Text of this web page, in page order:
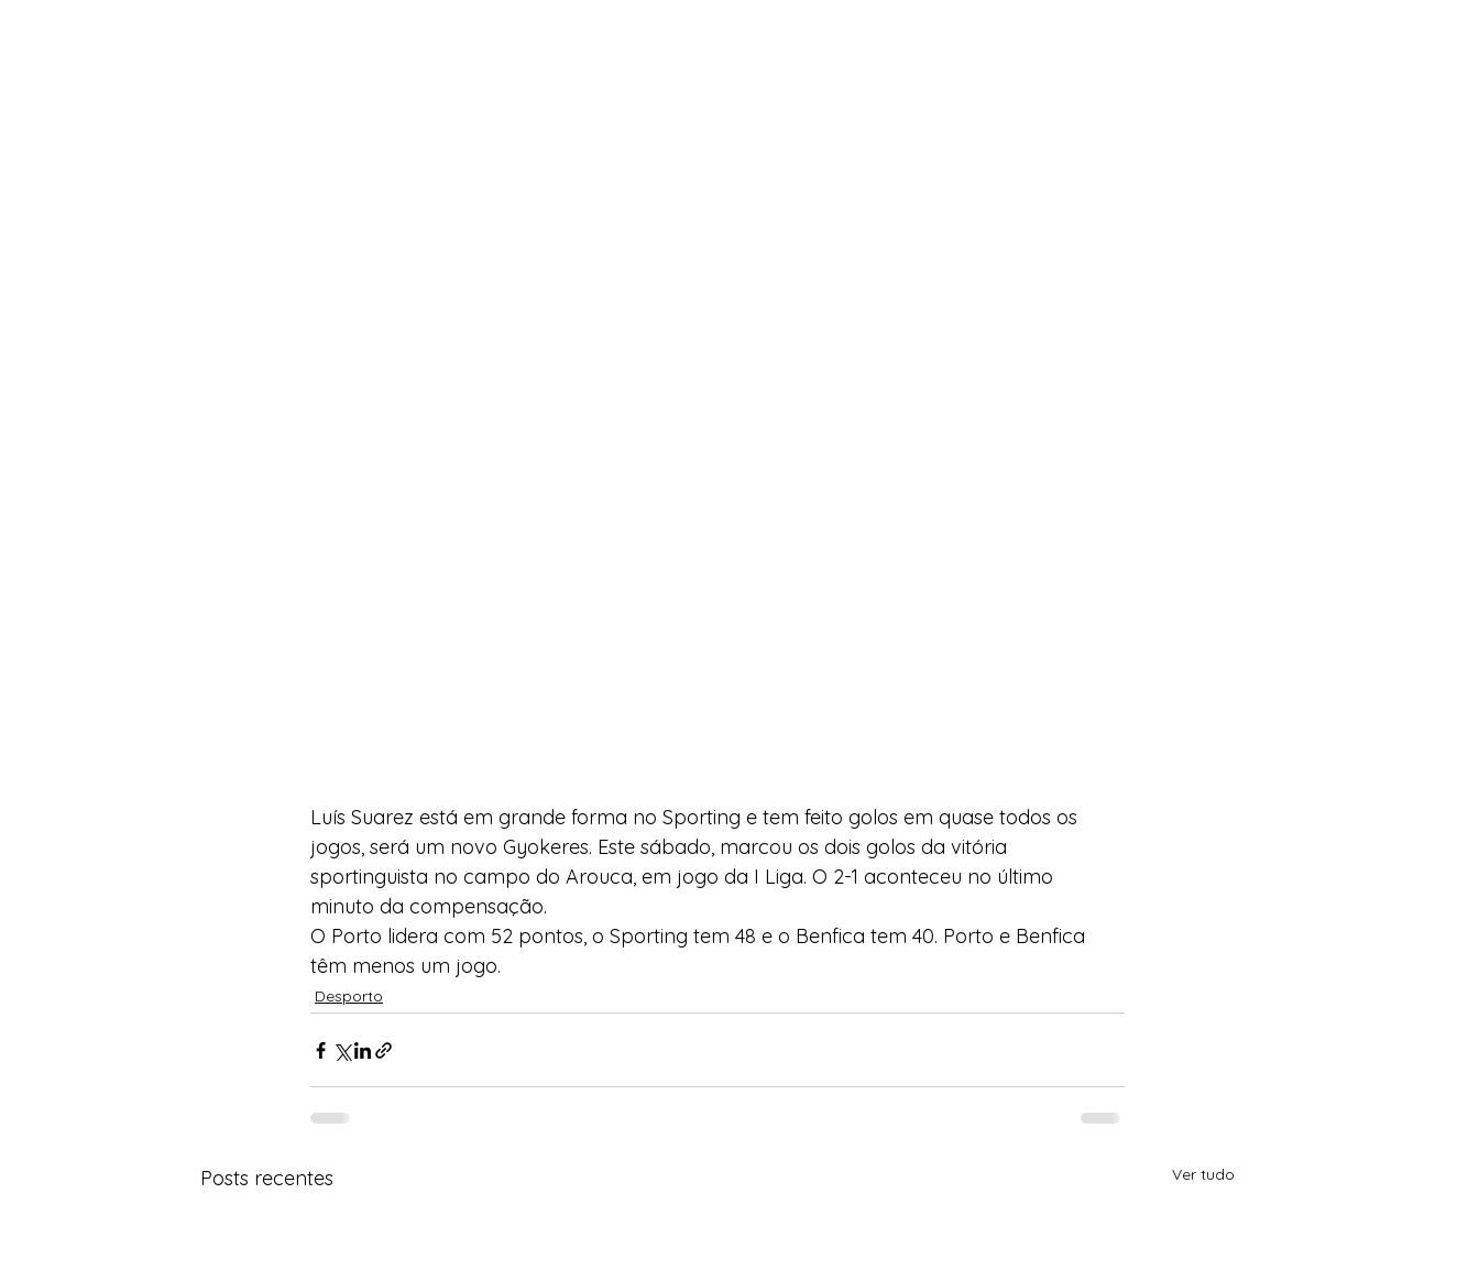
Luís Suarez está em grande forma no Sporting e tem feito golos em quase todos os
jogos, será um novo Gyokeres. Este sábado, marcou os dois golos da vitória
sportinguista no campo do Arouca, em jogo da I Liga. O 2-1 aconteceu no último
minuto da compensação.
O Porto lidera com 52 pontos, o Sporting tem 48 e o Benfica tem 40. Porto e Benfica
têm menos um jogo.
Desporto
Posts recentes Ver tudo